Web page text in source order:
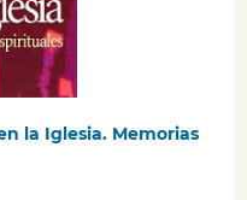
la Iglesia. Memorias